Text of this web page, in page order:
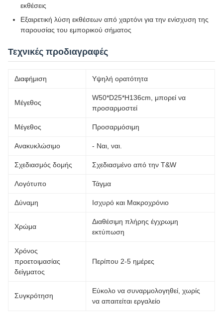
εκθέσεις
Εξαιρετική λύση εκθέσεων από χαρτόνι για την ενίσχυση της
παρουσίας του εμπορικού σήματος
Τεχνικές προδιαγραφές
Διαφήμιση Υψηλή ορατότητα
Μέγεθος
W50*D25*H136cm, μπορεί να
προσαρμοστεί
Μέγεθος Προσαρμόσιμη
Ανακυκλώσιμο - Ναι, ναι.
Σχεδιασμός δομής Σχεδιασμένο από την T&W
Λογότυπο Τάγμα
Δύναμη Ισχυρό και Μακροχρόνιο
Χρώμα
Διαθέσιμη πλήρης έγχρωμη
εκτύπωση
Χρόνος
προετοιμασίας
δείγματος
Περίπου 2-5 ημέρες
Συγκρότηση
Εύκολο να συναρμολογηθεί, χωρίς
να απαιτείται εργαλείο